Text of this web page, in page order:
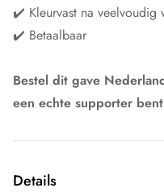
✔️ Kleurvast na veelvoudig
✔️ Betaalbaar
Bestel dit gave
een echte supporter
Details